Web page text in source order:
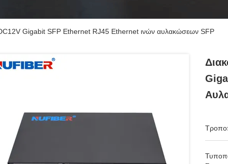
DC12V Gigabit SFP Ethernet RJ45 Ethernet ινών αυλακώσεων SFP